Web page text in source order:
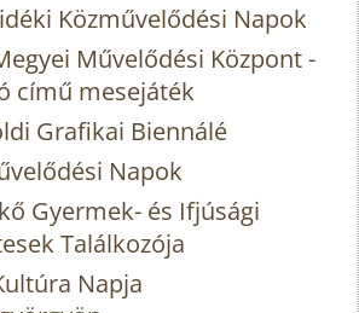
Közművelődési Napok
Művelődési Központ -
című mesejáték
Grafikai Biennálé
Napok
Gyermek- és Ifjúsági
Találkozója
Napja